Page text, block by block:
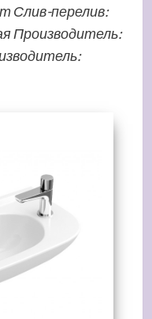
Слив-перелив:
Производитель: